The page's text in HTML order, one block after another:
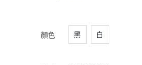
顏色 黑 白